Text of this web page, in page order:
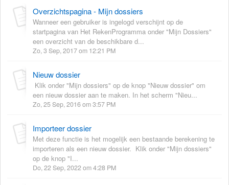
Overzichtspagina - Mijn dossiers
Wanneer een gebruiker is ingelogd verschijnt op de
startpagina van Het RekenProgramma onder "Mijn Dossiers"
een overzicht van de beschikbare d...
Zo, 3 Sep, 2017 om 12:21 PM
Nieuw dossier
Klik onder "Mijn dossiers" op de knop "Nieuw dossier" om
een nieuw dossier aan te maken. In het scherm "Nieu...
Zo, 25 Sep, 2016 om 3:57 PM
Importeer dossier
Met deze functie is het mogelijk een bestaande berekening te
importeren als een nieuw dossier. Klik onder "Mijn dossiers"
op de knop "I...
Do, 22 Sep, 2022 om 4:28 PM